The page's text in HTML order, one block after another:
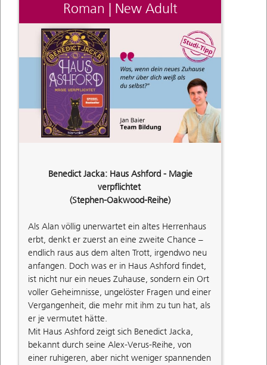
Roman | New Adult
Benedict Jacka: Haus Ashford - Magie
verpflichtet
(Stephen-Oakwood-Reihe)
Als Alan völlig unerwartet ein altes Herrenhaus
erbt, denkt er zuerst an eine zweite Chance –
endlich raus aus dem alten Trott, irgendwo neu
anfangen. Doch was er in Haus Ashford findet,
ist nicht nur ein neues Zuhause, sondern ein Ort
voller Geheimnisse, ungelöster Fragen und einer
Vergangenheit, die mehr mit ihm zu tun hat, als
er je vermutet hätte.
Mit Haus Ashford zeigt sich Benedict Jacka,
bekannt durch seine Alex-Verus-Reihe, von
einer ruhigeren, aber nicht weniger spannenden